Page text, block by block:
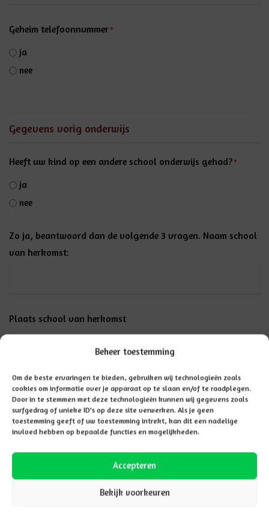
Beheer toestemming
Om de beste ervaringen te bieden, gebruiken wij technologieën zoals
cookies om informatie over je apparaat op te slaan en/of te raadplegen.
Door in te stemmen met deze technologieën kunnen wij gegevens zoals
surfgedrag of unieke ID's op deze site verwerken. Als je geen
toestemming geeft of uw toestemming intrekt, kan dit een nadelige
invloed hebben op bepaalde functies en mogelijkheden.
Accepteren
Bekijk voorkeuren
Geheim telefoonnummer*
ja
nee
Gegevens vorig onderwijs
Heeft uw kind op een andere school onderwijs gehad?*
ja
nee
Zo ja, beantwoord dan de volgende 3 vragen. Naam school
van herkomst:
Plaats school van herkomst
Volgt onderwijs sinds (dd-mm-jj)
Heeft uw kind een taalachterstand? Dan krijgt uw kind
mogelijk voorschoolse of vroegschoolse educatie (VVE) op
of uw kind hiervoor in aanmerking komt. Meestal gaat dit